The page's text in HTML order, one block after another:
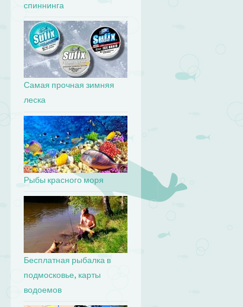
спиннинга
Самая прочная зимняя
леска
Рыбы красного моря
Бесплатная рыбалка в
подмосковье, карты
водоемов